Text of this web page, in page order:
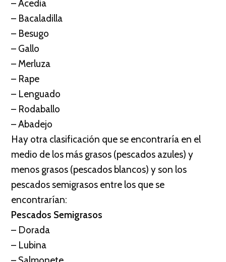
– Acedia
– Bacaladilla
– Besugo
– Gallo
– Merluza
– Rape
– Lenguado
– Rodaballo
– Abadejo
Hay otra clasificación que se encontraría en el
medio de los más grasos (pescados azules) y
menos grasos (pescados blancos) y son los
pescados semigrasos entre los que se
encontrarían:
Pescados Semigrasos
– Dorada
– Lubina